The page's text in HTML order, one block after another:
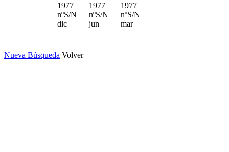
1977
nºS/N
dic
1977
nºS/N
jun
1977
nºS/N
mar
Nueva Búsqueda Volver